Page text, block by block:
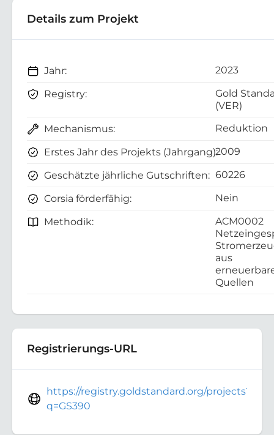
Details zum Projekt
Jahr: 2023
Registry:
Gold
(VER)
Mechanismus:
Reduktion
Erstes Jahr des Projekts (Jahrgang):2009
Geschätzte jährliche Gutschriften: 60226
Corsia förderfähig: Nein
Methodik:
ACM0002
aus
Quellen
Registrierungs-URL
https://registry.goldstandard.org/projects?
q=GS390